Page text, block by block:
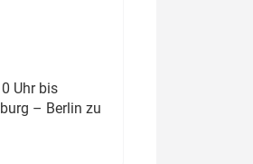
Uhr bis
– Berlin zu